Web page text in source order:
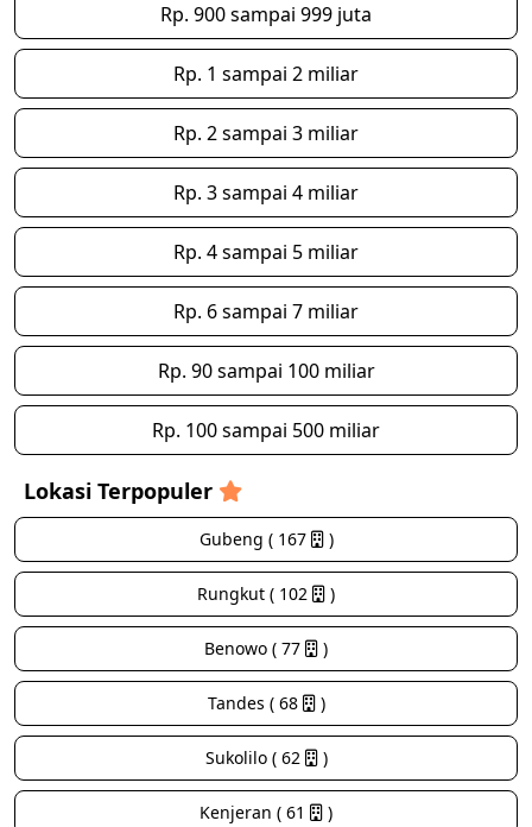
Rp. 900 sampai 999 juta
Rp. 1 sampai 2 miliar
Rp. 2 sampai 3 miliar
Rp. 3 sampai 4 miliar
Rp. 4 sampai 5 miliar
Rp. 6 sampai 7 miliar
Rp. 90 sampai 100 miliar
Rp. 100 sampai 500 miliar
Lokasi Terpopuler
Gubeng ( 167 )
Rungkut ( 102 )
Benowo ( 77 )
Tandes ( 68 )
Sukolilo ( 62 )
Kenjeran ( 61 )